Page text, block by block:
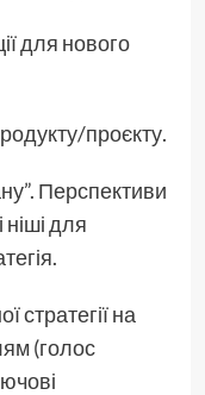
для нового
проєкту.
Перспективи
для
стратегії на
(голос